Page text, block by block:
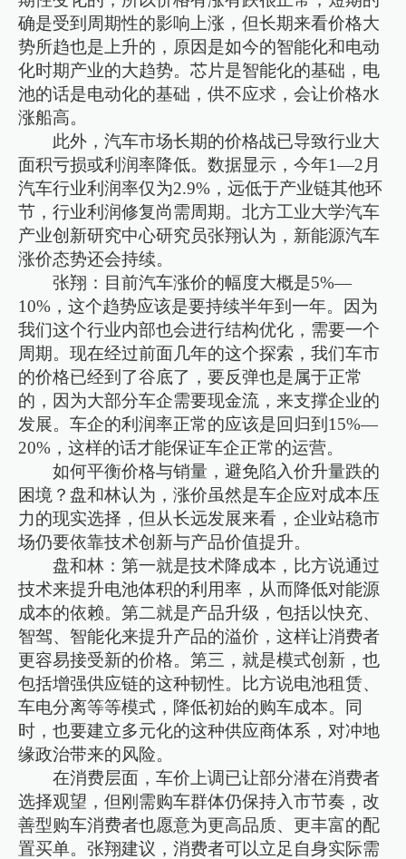
确是受到周期性的影响上涨，但长期来看价格大
势所趋也是上升的，原因是如今的智能化和电动
化时期产业的大趋势。芯片是智能化的基础，电
池的话是电动化的基础，供不应求，会让价格水
涨船高。
此外，汽车市场长期的价格战已导致行业大
面积亏损或利润率降低。数据显示，今年1—2月
汽车行业利润率仅为2.9%，远低于产业链其他环
节，行业利润修复尚需周期。北方工业大学汽车
产业创新研究中心研究员张翔认为，新能源汽车
涨价态势还会持续。
张翔：目前汽车涨价的幅度大概是5%—
10%，这个趋势应该是要持续半年到一年。因为
我们这个行业内部也会进行结构优化，需要一个
周期。现在经过前面几年的这个探索，我们车市
的价格已经到了谷底了，要反弹也是属于正常
的，因为大部分车企需要现金流，来支撑企业的
发展。车企的利润率正常的应该是回归到15%—
20%，这样的话才能保证车企正常的运营。
如何平衡价格与销量，避免陷入价升量跌的
困境？盘和林认为，涨价虽然是车企应对成本压
力的现实选择，但从长远发展来看，企业站稳市
场仍要依靠技术创新与产品价值提升。
盘和林：第一就是技术降成本，比方说通过
技术来提升电池体积的利用率，从而降低对能源
成本的依赖。第二就是产品升级，包括以快充、
智驾、智能化来提升产品的溢价，这样让消费者
更容易接受新的价格。第三，就是模式创新，也
包括增强供应链的这种韧性。比方说电池租赁、
车电分离等等模式，降低初始的购车成本。同
时，也要建立多元化的这种供应商体系，对冲地
缘政治带来的风险。
在消费层面，车价上调已让部分潜在消费者
选择观望，但刚需购车群体仍保持入市节奏，改
善型购车消费者也愿意为更高品质、更丰富的配
置买单。张翔建议，消费者可以立足自身实际需